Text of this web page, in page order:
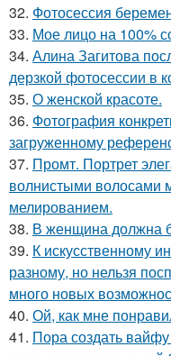
32. Фотосессия
33. Мое лицо на 100%
34. Алина Загитова
дерзкой фотосессии в
35. О женской красоте.
36. Фотография
загруженному
37. Промт. Портрет
волнистыми волосами
мелированием.
38. В женщина должна
39. К искусственному
разному, но нельзя
много новых
40. Ой, как мне
41. Пора создать